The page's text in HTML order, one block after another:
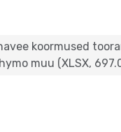
koormused
muu (XLSX,